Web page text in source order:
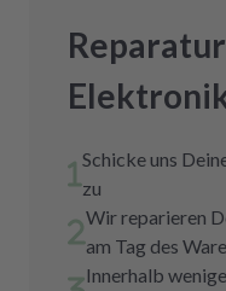
Schicke uns
zu
Wir reparieren
am Tag des
Innerhalb